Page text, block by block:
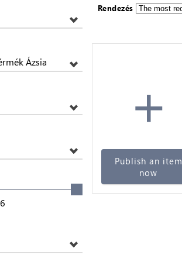
Ázsia
Rendezés
+
Publish an item
now